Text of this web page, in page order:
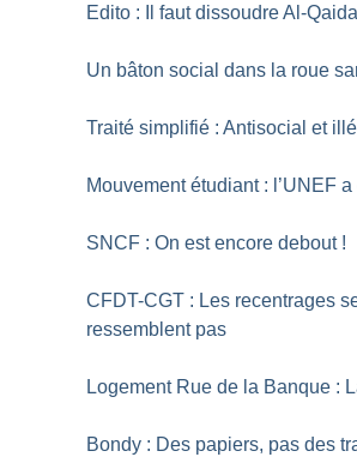
Edito : Il faut dissoudre Al-Qaida
Un bâton social dans la roue
Traité simplifié : Antisocial et
Mouvement étudiant : l’UNEF
SNCF : On est encore debout !
CFDT-CGT : Les recentrages
ressemblent pas
Logement Rue de la Banque :
Bondy : Des papiers, pas des